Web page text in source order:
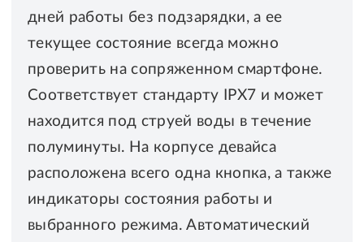
дней работы без подзарядки, а ее
текущее состояние всегда можно
проверить на сопряженном смартфоне.
Соответствует стандарту IPX7 и может
находится под струей воды в течение
полуминуты. На корпусе девайса
расположена всего одна кнопка, а также
индикаторы состояния работы и
выбранного режима. Автоматический